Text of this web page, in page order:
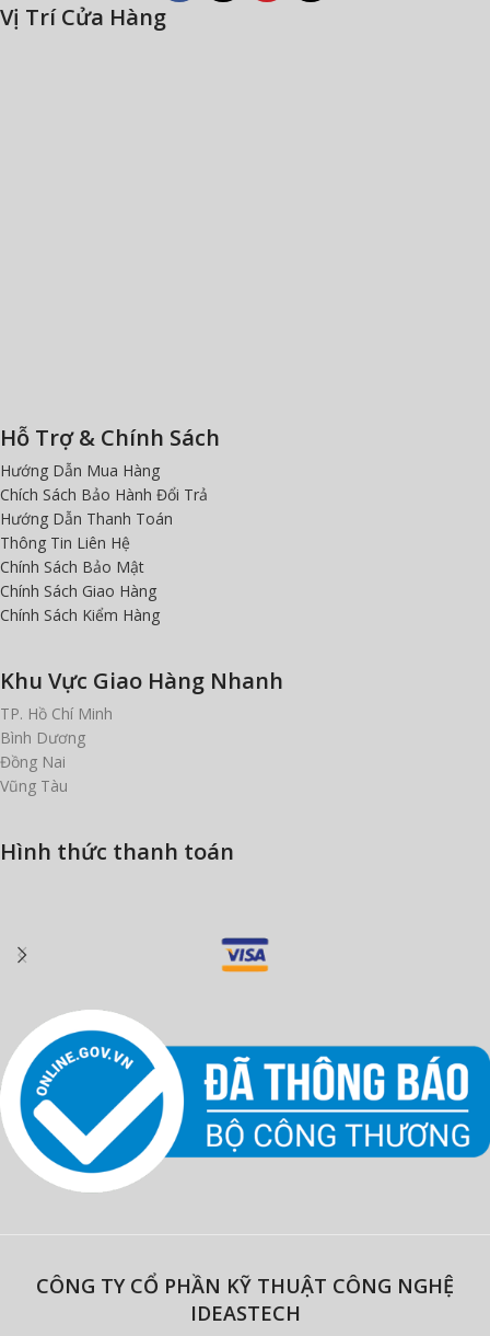
Vị Trí Cửa Hàng
Hỗ Trợ & Chính Sách
Hướng Dẫn Mua Hàng
Chích Sách Bảo Hành Đổi Trả
Hướng Dẫn Thanh Toán
Thông Tin Liên Hệ
Chính Sách Bảo Mật
Chính Sách Giao Hàng
Chính Sách Kiểm Hàng
Khu Vực Giao Hàng Nhanh
TP. Hồ Chí Minh
Bình Dương
Đồng Nai
Vũng Tàu
Hình thức thanh toán
CÔNG TY CỔ PHẦN KỸ THUẬT CÔNG NGHỆ
IDEASTECH